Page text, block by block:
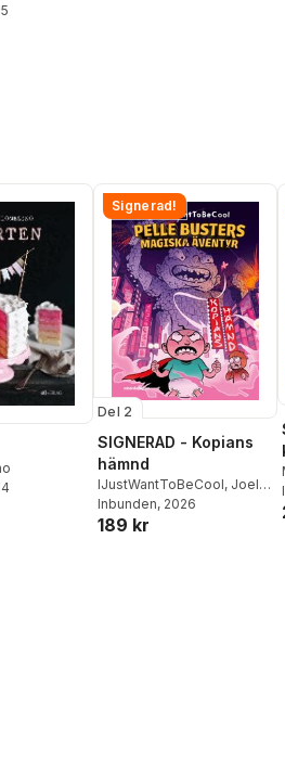
Signerad!
Del 2
SIGNERAD - Kopians
hämnd
IJustWantToBeCool, Joel
Adolphson,Emil Ejdemo
Beer ,Victor Beer
Inbunden, 2026
189 kr